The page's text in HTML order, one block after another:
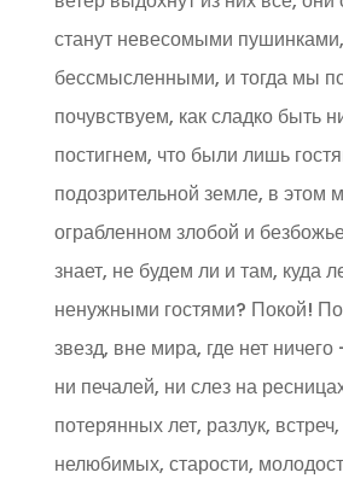
станут невесомыми пушинками,
бессмысленными, и тогда мы
почувствуем, как сладко быть
постигнем, что были лишь
подозрительной земле, в этом
ограбленном злобой и
знает, не будем ли и там, куда
ненужными гостями? Покой!
звезд, вне мира, где нет
ни печалей, ни слез на
потерянных лет, разлук,
нелюбимых, старости,